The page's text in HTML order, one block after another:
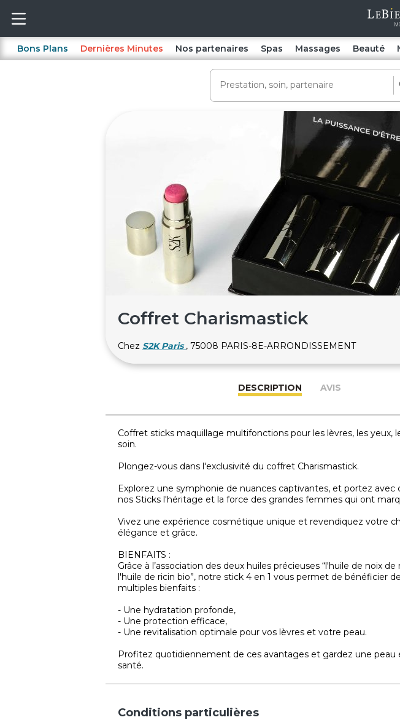
Bons Plans Dernières Minutes Nos partenaires Spas Massages Beauté
Coffret Charismastick
Chez S2K Paris , 75008 PARIS-8E-ARRONDISSEMENT
DESCRIPTION AVIS
Coffret sticks maquillage multifonctions pour les lèvres, les yeux,
soin.
Plongez-vous dans l'exclusivité du coffret Charismastick.
Explorez une symphonie de nuances captivantes, et portez avec
nos Sticks l'héritage et la force des grandes femmes qui ont
Vivez une expérience cosmétique unique et revendiquez votre
élégance et grâce.
BIENFAITS :
Grâce à l’association des deux huiles précieuses “l'huile de noix
l'huile de ricin bio”, notre stick 4 en 1 vous permet de bénéficier
multiples bienfaits :
- Une hydratation profonde,
- Une protection efficace,
- Une revitalisation optimale pour vos lèvres et votre peau.
Profitez quotidiennement de ces avantages et gardez une peau
santé.
Conditions particulières